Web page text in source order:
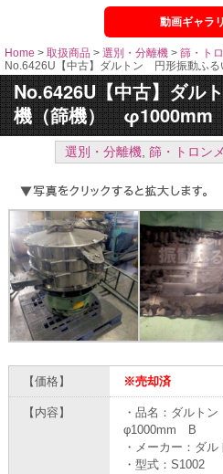
動画ギャラ
Home > 取扱商品 > 選別・分離機 > 篩・ト
No.6426U【中古】ダルトン 円形振動ふ
No.6426U【中古】ダル
機（篩機）
選別・分離機, 篩・トロン
【価格】 ※売却済
【内容】
・品名：ダルト
φ1000mm B
・メーカー：ダル
・型式：S1002